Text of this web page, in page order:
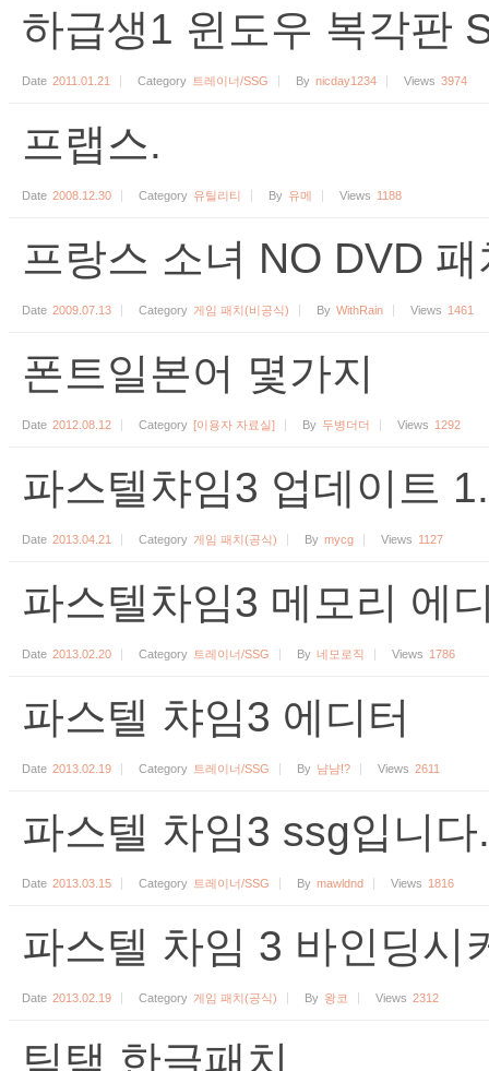
하급생1 윈도우 복각판
Date 2011.01.21 Category 트레이너/SSG By nicday1234 Views 3974
프랩스.
Date 2008.12.30 Category 유틸리티 By 유메 Views 1188
프랑스 소녀 NO DVD
Date 2009.07.13 Category 게임 패치(비공식) By WithRain Views 1461
폰트일본어 몇가지
Date 2012.08.12 Category [이용자 자료실] By 두병더더 Views 1292
파스텔챠임3 업데이트
Date 2013.04.21 Category 게임 패치(공식) By mycg Views 1127
파스텔차임3 메모리 에
Date 2013.02.20 Category 트레이너/SSG By 네모로직 Views 1786
파스텔 챠임3 에디터
Date 2013.02.19 Category 트레이너/SSG By 냠냠!? Views 2611
파스텔 차임3 ssg입니다.
Date 2013.03.15 Category 트레이너/SSG By mawldnd Views 1816
파스텔 차임 3 바인딩시
Date 2013.02.19 Category 게임 패치(공식) By 왕코 Views 2312
틱택 한글패치